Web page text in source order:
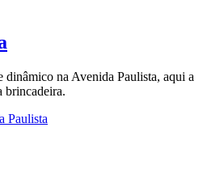
dinâmico na Avenida Paulista, aqui a
brincadeira.
Paulista